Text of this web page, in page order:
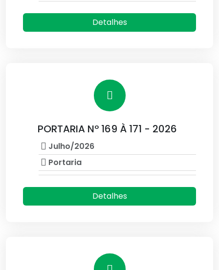
Detalhes
PORTARIA Nº 169 À 171 - 2026
Julho/2026
Portaria
Detalhes